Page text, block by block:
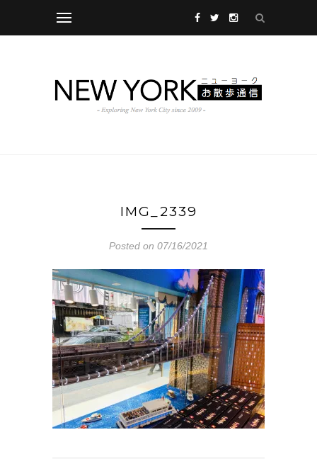
IMG_2339
Posted on 07/16/2021